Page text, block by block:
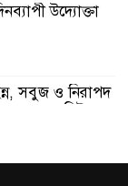
উদ্যোক্তা
সবুজ ও নিরাপদ